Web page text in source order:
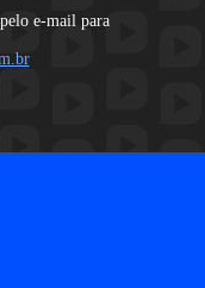
e-mail para